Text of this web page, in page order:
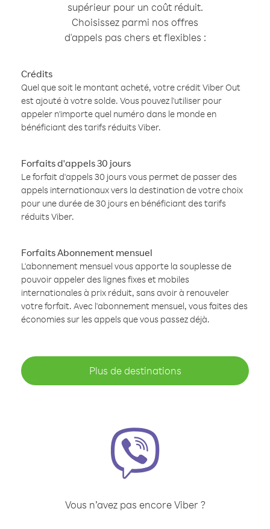
supérieur pour un coût réduit.
Choisissez parmi nos offres
d'appels pas chers et flexibles :
Crédits
Quel que soit le montant acheté, votre crédit Viber Out
est ajouté à votre solde. Vous pouvez l'utiliser pour
appeler n'importe quel numéro dans le monde en
bénéficiant des tarifs réduits Viber.
Forfaits d'appels 30 jours
Le forfait d'appels 30 jours vous permet de passer des
appels internationaux vers la destination de votre choix
pour une durée de 30 jours en bénéficiant des tarifs
réduits Viber.
Forfaits Abonnement mensuel
L'abonnement mensuel vous apporte la souplesse de
pouvoir appeler des lignes fixes et mobiles
internationales à prix réduit, sans avoir à renouveler
votre forfait. Avec l'abonnement mensuel, vous faites des
économies sur les appels que vous passez déjà.
Plus de destinations
Vous n’avez pas encore Viber ?